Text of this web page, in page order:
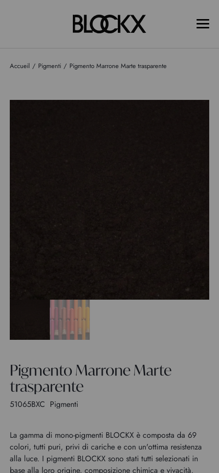
Accueil Pigmenti Pigmento Marrone Marte trasparente
Pigmento Marrone Marte
trasparente
51065BXC Pigmenti
La gamma di mono-pigmenti BLOCKX è composta da 69
colori, tutti puri, privi di cariche e con un'ottima resistenza
alla luce. I pigmenti BLOCKX sono stati tutti selezionati in
base alla loro origine, composizione chimica e vivacità.